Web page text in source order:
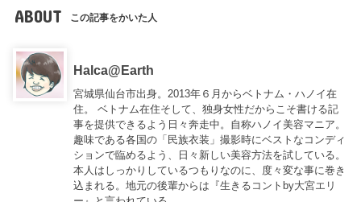
ABOUT この記事をかいた人
Halca@Earth
宮城県仙台市出身。2013年６月からベトナム・ハノイ在
住。 ベトナム在住そして、独身女性だからこそ書ける記
事を提供できるよう日々奔走中。自称ハノイ美容マニア。
趣味である各国の「民族衣装」撮影時にベストなコンディ
ションで臨めるよう、日々新しい美容方法を試している。
本人はしっかりしているつもりなのに、度々変な事に巻き
込まれる。地元の後輩からは『生きるコントby大宮エリ